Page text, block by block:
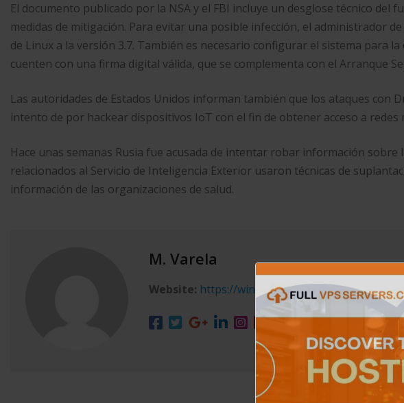
El documento publicado por la NSA y el FBI incluye un desglose técnico del
medidas de mitigación. Para evitar una posible infección, el administrador
de Linux a la versión 3.7. También es necesario configurar el sistema para
cuenten con una firma digital válida, que se complementa con el Arranque
Las autoridades de Estados Unidos informan también que los ataques con
intento de por hackear dispositivos IoT con el fin de obtener acceso a redes
Hace unas semanas Rusia fue acusada de intentar robar información sobre
relacionados al Servicio de Inteligencia Exterior usaron técnicas de
información de las organizaciones de salud.
M. Varela
Website: https://winxgo.com/